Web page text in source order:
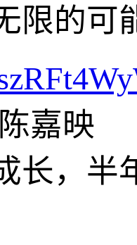
限的可
嘉映
长，半